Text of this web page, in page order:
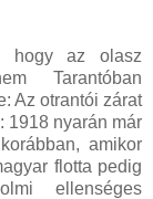
hogy az olasz
Tarantóban
Az otrantói zárat
1918 nyarán már
amikor
flotta pedig
ellenséges